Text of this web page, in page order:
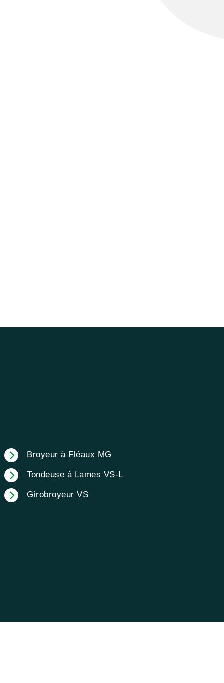
Broyeur à Fléaux MG
Tondeuse à Lames VS-L
Girobroyeur VS